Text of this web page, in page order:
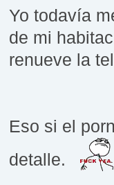
Yo todavía
de mi
renueve la
Eso si el
detalle.